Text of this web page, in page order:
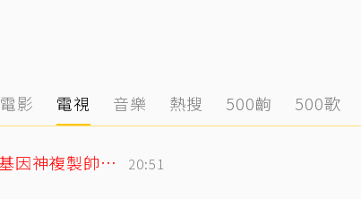
電影 電視 音樂 熱搜 500齣 500歌
林志玲父親節曬帥兒照！墨鏡特效遮不住 完美基因神複製帥出新高度 20:51